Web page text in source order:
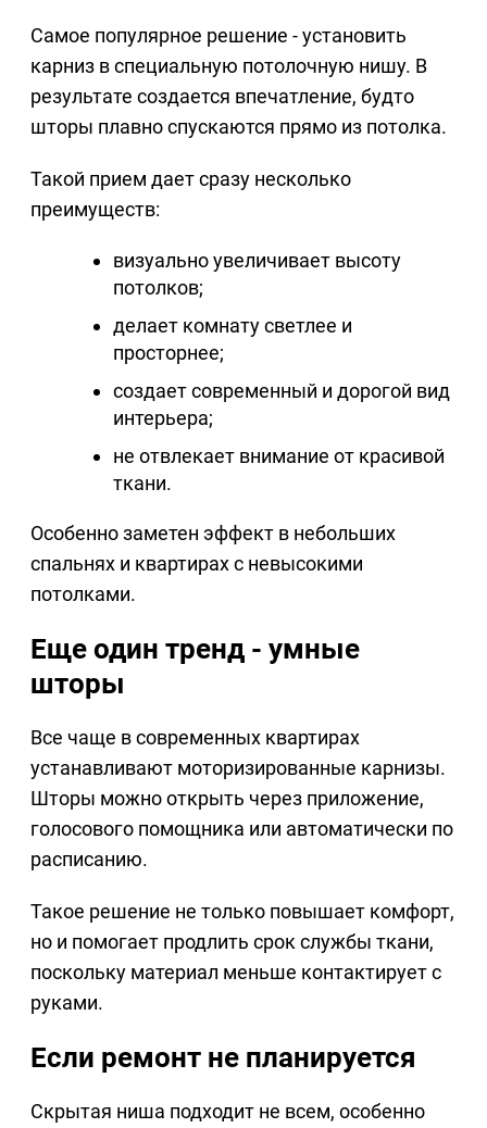
Самое популярное решение - установить
карниз в специальную потолочную нишу. В
результате создается впечатление, будто
шторы плавно спускаются прямо из потолка.
Такой прием дает сразу несколько
преимуществ:
визуально увеличивает высоту
потолков;
делает комнату светлее и
просторнее;
создает современный и дорогой вид
интерьера;
не отвлекает внимание от красивой
ткани.
Особенно заметен эффект в небольших
спальнях и квартирах с невысокими
потолками.
Еще один тренд - умные
шторы
Все чаще в современных квартирах
устанавливают моторизированные карнизы.
Шторы можно открыть через приложение,
голосового помощника или автоматически по
расписанию.
Такое решение не только повышает комфорт,
но и помогает продлить срок службы ткани,
поскольку материал меньше контактирует с
руками.
Если ремонт не планируется
Скрытая ниша подходит не всем, особенно